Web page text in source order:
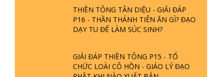
THIỀN TÔNG TÂN DIỆU - GIẢI ĐÁP
P16 - THẦN THÁNH TIÊN ĂN GÌ? ĐẠO
DẠY TU ĐỂ LÀM SÚC SINH?
GIẢI ĐÁP THIỀN TÔNG P15 - TỔ
CHỨC LOÀI CÔ HỒN - GIÁO LÝ ĐẠO
PHẬT KHI NÀO XUẤT BẢN